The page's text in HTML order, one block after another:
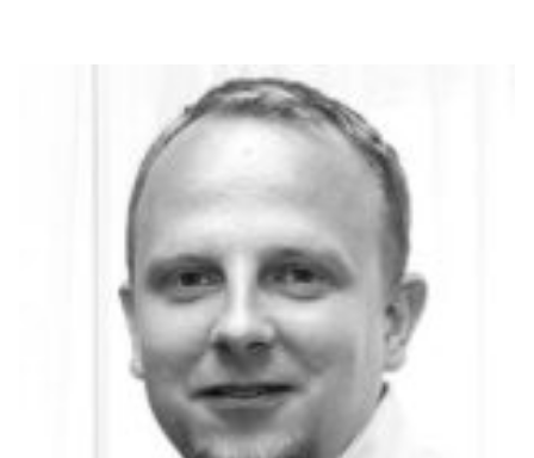
ESNS, Glaz Music France, Sharpe Festival czy International Music Showcase